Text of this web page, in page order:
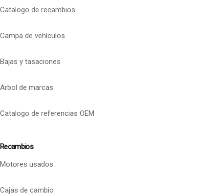
Catalogo de recambios
Campa de vehículos
Bajas y tasaciones
Arbol de marcas
Catalogo de referencias OEM
Recambios
Motores usados
Cajas de cambio